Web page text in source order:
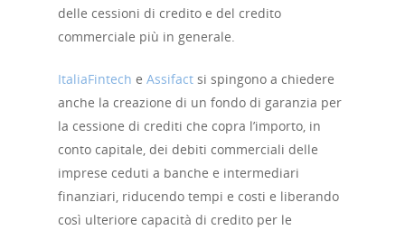
delle cessioni di credito e del credito
commerciale più in generale.
ItaliaFintech e Assifact si spingono a chiedere
anche la creazione di un fondo di garanzia per
la cessione di crediti che copra l’importo, in
conto capitale, dei debiti commerciali delle
imprese ceduti a banche e intermediari
finanziari, riducendo tempi e costi e liberando
così ulteriore capacità di credito per le